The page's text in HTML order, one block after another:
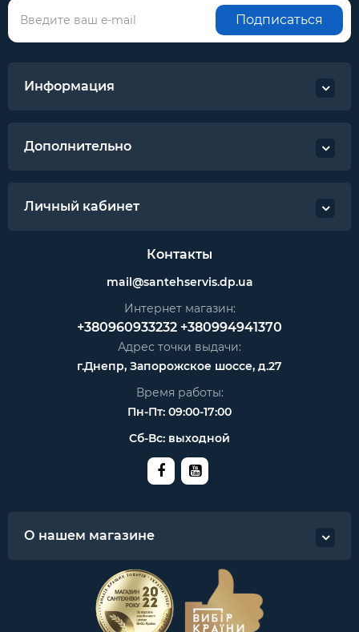
Подписаться
Информация
Дополнительно
Личный кабинет
Контакты
mail@santehservis.dp.ua
Интернет магазин:
+380960933232 +380994941370
Адрес точки выдачи:
г.Днепр, Запорожское шоссе, д.27
Время работы:
Пн-Пт: 09:00-17:00
Сб-Вс: выходной
О нашем магазине